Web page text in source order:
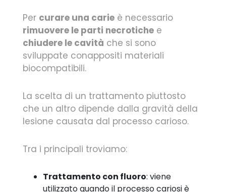
Per curare una carie è necessario
rimuovere le parti necrotiche e
chiudere le cavità che si sono
sviluppate conappositi materiali
biocompatibili.
La scelta di un trattamento piuttosto
che un altro dipende dalla gravità della
lesione causata dal processo carioso.
Tra i principali troviamo:
Trattamento con fluoro: viene
utilizzato quando il processo cariosi è